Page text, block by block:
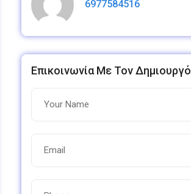
6977584516
Επικοινωνία Με Τον Δημιουργό